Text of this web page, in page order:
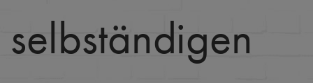
selbständigen